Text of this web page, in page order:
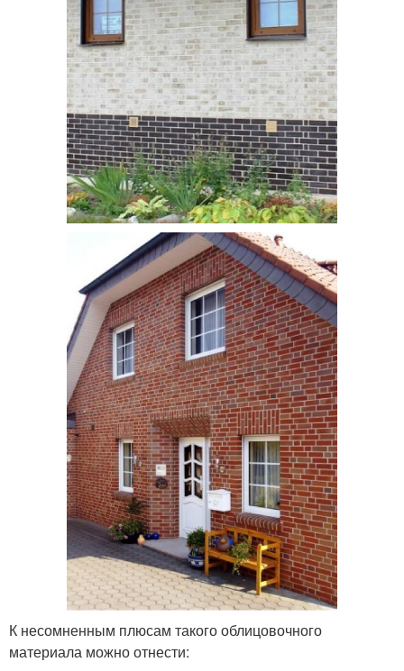
К несомненным плюсам такого облицовочного
материала можно отнести: